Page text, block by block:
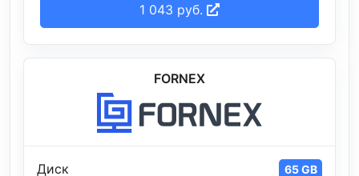
1 043 руб.
FORNEX
Диск 65 GB